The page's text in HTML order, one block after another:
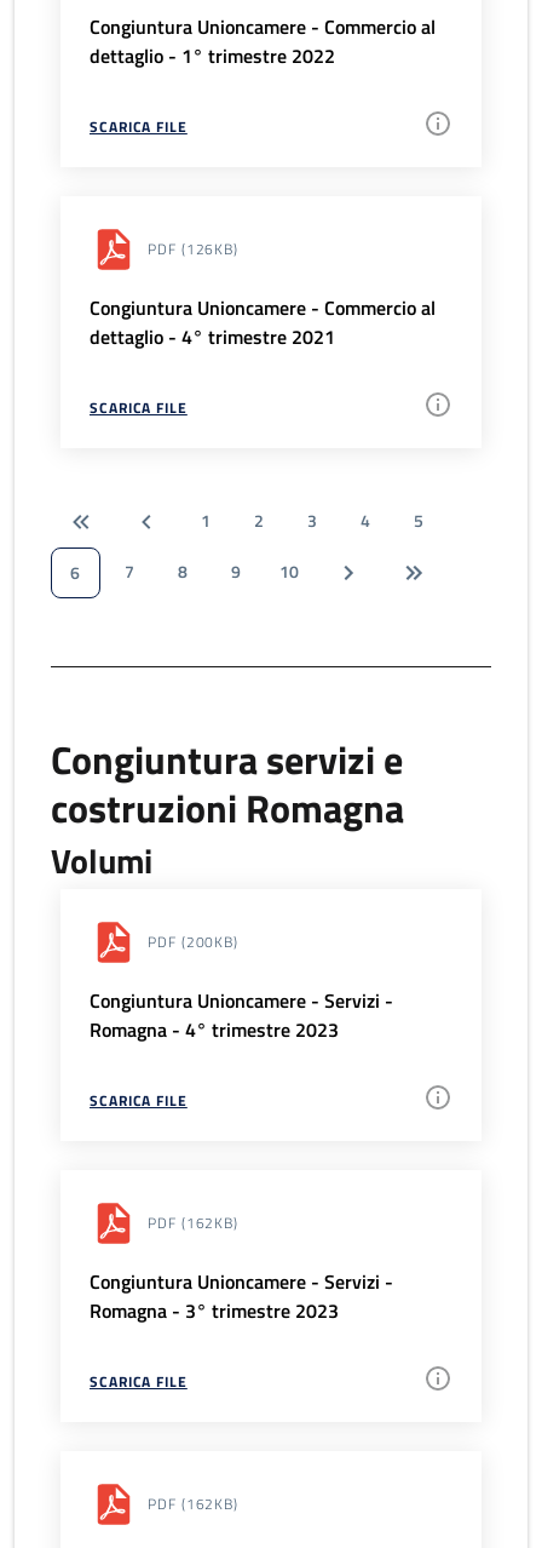
Congiuntura Unioncamere - Commercio al
dettaglio - 1° trimestre 2022
SCARICA FILE
PDF (126KB)
Congiuntura Unioncamere - Commercio al
dettaglio - 4° trimestre 2021
SCARICA FILE
1 2 3 4
5
6
7 8 9 10
Congiuntura servizi e
costruzioni Romagna
Volumi
PDF (200KB)
Congiuntura Unioncamere - Servizi -
Romagna - 4° trimestre 2023
SCARICA FILE
PDF (162KB)
Congiuntura Unioncamere - Servizi -
Romagna - 3° trimestre 2023
SCARICA FILE
PDF (162KB)